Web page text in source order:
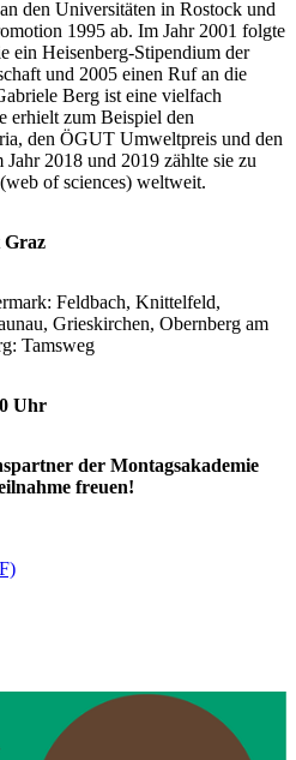
den Universitäten in Rostock und
1995 ab. Im Jahr 2001 folgte
ein Heisenberg-Stipendium der
und 2005 einen Ruf an die
Berg ist eine vielfach
erhielt zum Beispiel den
den ÖGUT Umweltpreis und den
2018 und 2019 zählte sie zu
of sciences) weltweit.
Graz
Feldbach, Knittelfeld,
Grieskirchen, Obernberg am
Tamsweg
Uhr
der Montagsakademie
freuen!